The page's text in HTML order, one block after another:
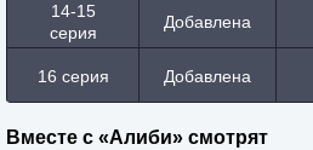
14-15
серия
Добавлена
16 серия Добавлена
Вместе с «Алиби» смотрят